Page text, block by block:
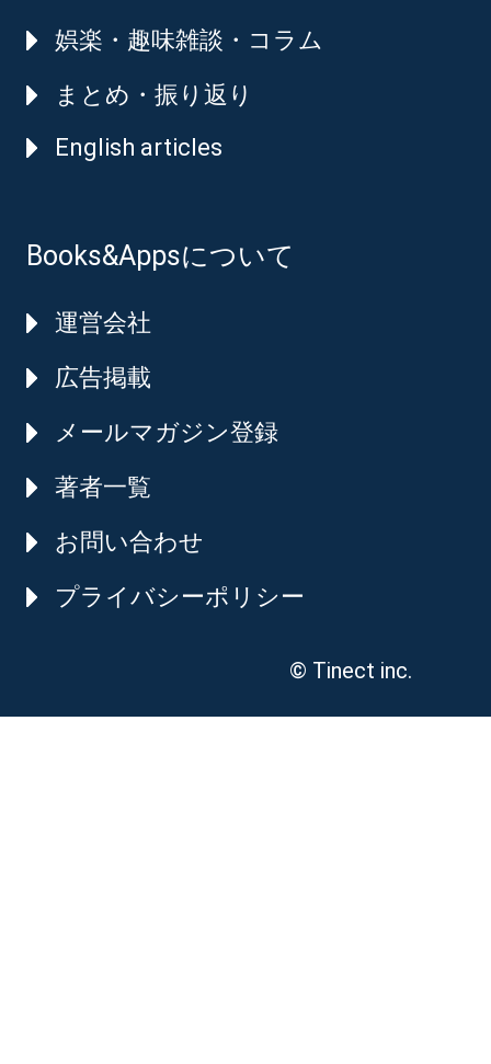
娯楽・趣味雑談・コラム
まとめ・振り返り
English articles
Books&Appsについて
運営会社
広告掲載
メールマガジン登録
著者一覧
お問い合わせ
プライバシーポリシー
© Tinect inc.